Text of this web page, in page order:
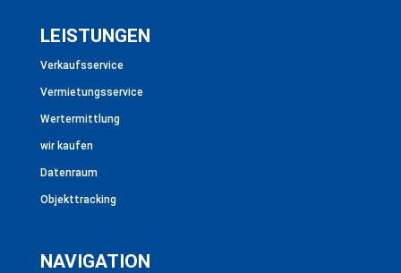
LEISTUNGEN
Verkaufsservice
Vermietungsservice
Wertermittlung
wir kaufen
Datenraum
Objekttracking
NAVIGATION